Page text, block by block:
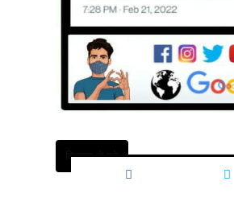
विस्तार से पढ़े